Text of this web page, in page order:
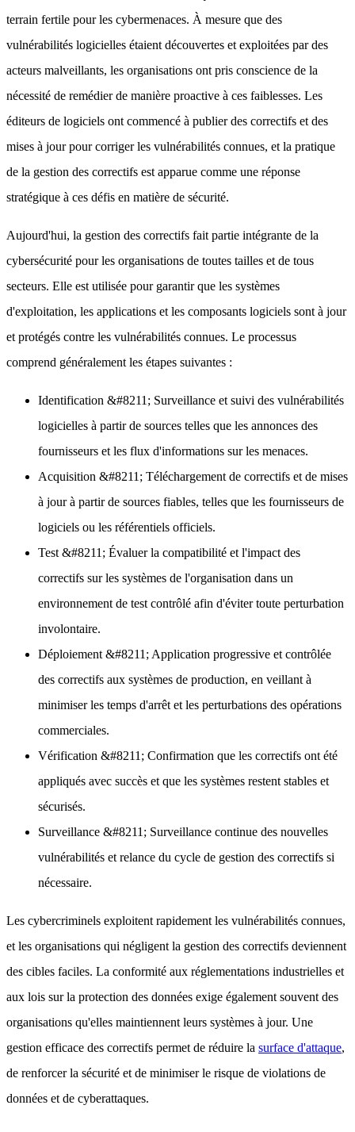
terrain fertile pour les cybermenaces. À mesure que des
vulnérabilités logicielles étaient découvertes et exploitées par des
acteurs malveillants, les organisations ont pris conscience de la
nécessité de remédier de manière proactive à ces faiblesses. Les
éditeurs de logiciels ont commencé à publier des correctifs et des
mises à jour pour corriger les vulnérabilités connues, et la pratique
de la gestion des correctifs est apparue comme une réponse
stratégique à ces défis en matière de sécurité.
Aujourd'hui, la gestion des correctifs fait partie intégrante de la
cybersécurité pour les organisations de toutes tailles et de tous
secteurs. Elle est utilisée pour garantir que les systèmes
d'exploitation, les applications et les composants logiciels sont à jour
et protégés contre les vulnérabilités connues. Le processus
comprend généralement les étapes suivantes :
Identification &#8211; Surveillance et suivi des vulnérabilités
logicielles à partir de sources telles que les annonces des
fournisseurs et les flux d'informations sur les menaces.
Acquisition &#8211; Téléchargement de correctifs et de mises
à jour à partir de sources fiables, telles que les fournisseurs de
logiciels ou les référentiels officiels.
Test &#8211; Évaluer la compatibilité et l'impact des
correctifs sur les systèmes de l'organisation dans un
environnement de test contrôlé afin d'éviter toute perturbation
involontaire.
Déploiement &#8211; Application progressive et contrôlée
des correctifs aux systèmes de production, en veillant à
minimiser les temps d'arrêt et les perturbations des opérations
commerciales.
Vérification &#8211; Confirmation que les correctifs ont été
appliqués avec succès et que les systèmes restent stables et
sécurisés.
Surveillance &#8211; Surveillance continue des nouvelles
vulnérabilités et relance du cycle de gestion des correctifs si
nécessaire.
Les cybercriminels exploitent rapidement les vulnérabilités connues,
et les organisations qui négligent la gestion des correctifs deviennent
des cibles faciles. La conformité aux réglementations industrielles et
aux lois sur la protection des données exige également souvent des
organisations qu'elles maintiennent leurs systèmes à jour. Une
gestion efficace des correctifs permet de réduire la surface d'attaque,
de renforcer la sécurité et de minimiser le risque de violations de
données et de cyberattaques.